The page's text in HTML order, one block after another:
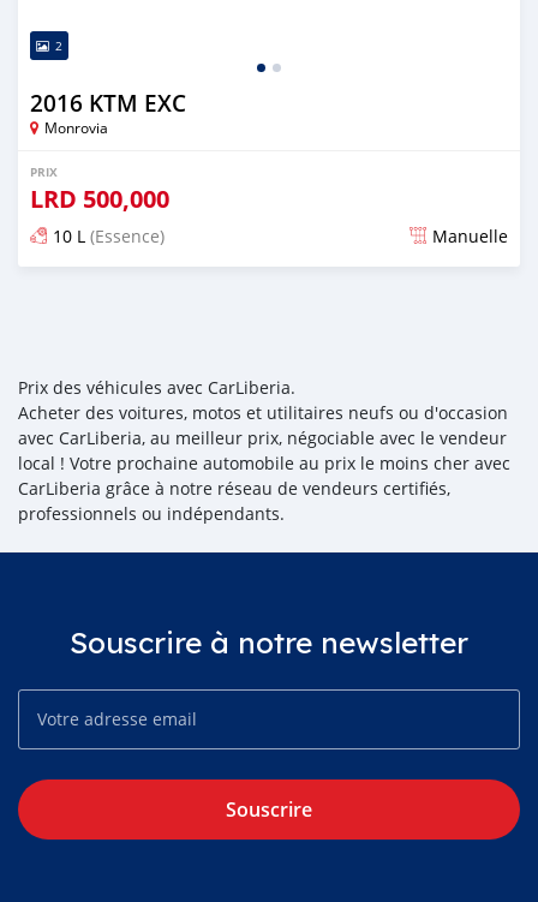
2
2016 KTM EXC
Monrovia
PRIX
LRD 500,000
10 L (Essence) Manuelle
Prix des véhicules avec CarLiberia.
Acheter des voitures, motos et utilitaires neufs ou d'occasion
avec CarLiberia, au meilleur prix, négociable avec le vendeur
local ! Votre prochaine automobile au prix le moins cher avec
CarLiberia grâce à notre réseau de vendeurs certifiés,
professionnels ou indépendants.
Souscrire à notre newsletter
Souscrire